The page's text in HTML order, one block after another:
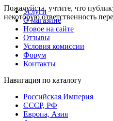
Пожалуйста, учтите, что
некоторую ответственность
Услуги
О магазине
Новое на сайте
Отзывы
Условия комиссии
Форум
Контакты
Навигация по каталогу
Российская Империя
СССР, РФ
Европа, Азия